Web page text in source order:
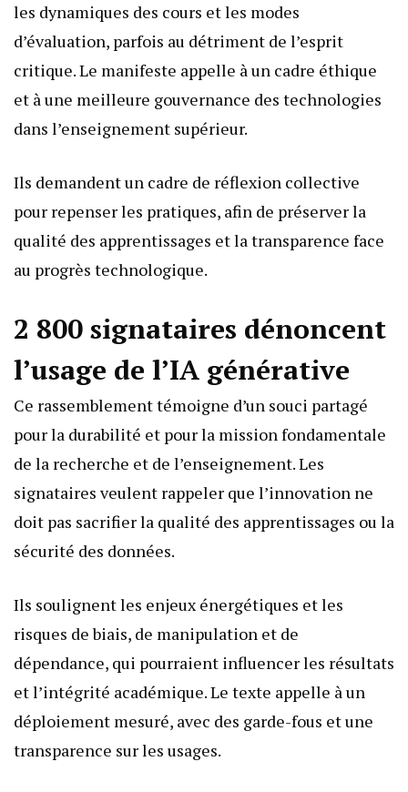
les dynamiques des cours et les modes
d’évaluation, parfois au détriment de l’esprit
critique. Le manifeste appelle à un cadre éthique
et à une meilleure gouvernance des technologies
dans l’enseignement supérieur.
Ils demandent un cadre de réflexion collective
pour repenser les pratiques, afin de préserver la
qualité des apprentissages et la transparence face
au progrès technologique.
2 800 signataires dénoncent
l’usage de l’IA générative
Ce rassemblement témoigne d’un souci partagé
pour la durabilité et pour la mission fondamentale
de la recherche et de l’enseignement. Les
signataires veulent rappeler que l’innovation ne
doit pas sacrifier la qualité des apprentissages ou la
sécurité des données.
Ils soulignent les enjeux énergétiques et les
risques de biais, de manipulation et de
dépendance, qui pourraient influencer les résultats
et l’intégrité académique. Le texte appelle à un
déploiement mesuré, avec des garde-fous et une
transparence sur les usages.